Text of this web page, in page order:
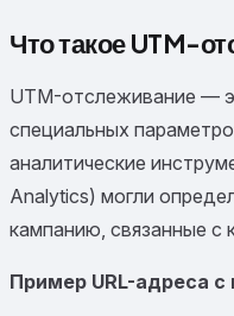
Что такое UTM-
UTM-отслеживание —
специальных
аналитические
Analytics) могли
кампанию, связанные
Пример URL-адреса